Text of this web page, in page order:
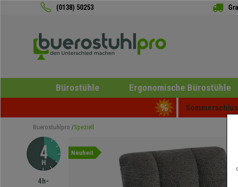
(0138) 50253
Bürostühle Ergonomische Bürostühle
Buerostuhlpro Speziell
4h-
Neuheit